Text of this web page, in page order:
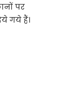
पर
गये हैं।